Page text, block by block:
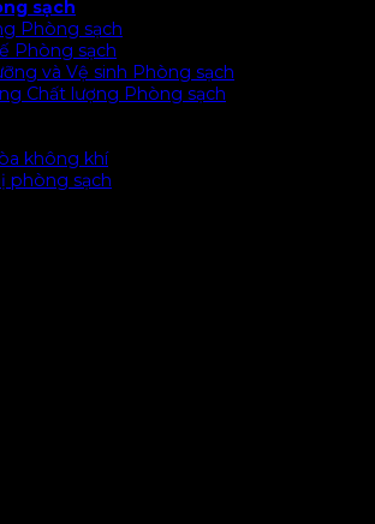
sạch
Phòng sạch
Phòng sạch
và Vệ sinh Phòng sạch
Chất lượng Phòng sạch
không khí
phòng sạch